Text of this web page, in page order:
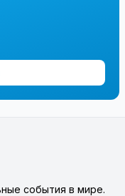
события в мире.